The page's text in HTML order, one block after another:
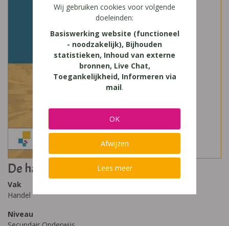
De handel en wij 1
Vak
Handel
Niveau
Wij gebruiken cookies voor volgende
doeleinden:
Basiswerking website (functioneel
- noodzakelijk), Bijhouden
statistieken, Inhoud van externe
bronnen, Live Chat,
Toegankelijkheid, Informeren via
mail.
OK
Afwijzen
Lees meer